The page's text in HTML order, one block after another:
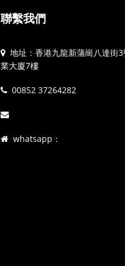
聯繫我們
地址：香港九龍新蒲崗八達街
業大廈7樓
00852 37264282
whatsapp：